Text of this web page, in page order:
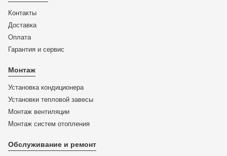
Контакты
Доставка
Оплата
Гарантия и сервис
Монтаж
Установка кондиционера
Установки тепловой завесы
Монтаж вентиляции
Монтаж систем отопления
Обслуживание и ремонт